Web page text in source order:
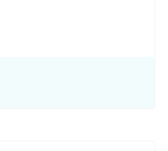
Jokela
mukaan: Infra ja liikenne